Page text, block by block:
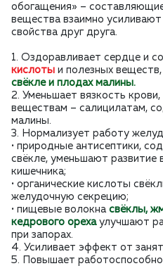
обогащения» –
вещества взаимно
свойства друг друга.
1. Оздоравливает сердце и
кислоты и полезных
свёкле и плодах малины.
2. Уменьшает вязкость
веществам – салицилатам,
малины.
3. Нормализует работу
• природные антисептики,
свёкле, уменьшают
кишечника;
• органические кислоты
желудочную секрецию;
• пищевые волокна свёклы,
кедрового орехаулучшают
при запорах.
4. Усиливает эффект от
5. Повышает